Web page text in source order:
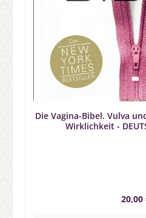
Die Vagina-Bibel. Vulva
Wirklichkeit -
20,00